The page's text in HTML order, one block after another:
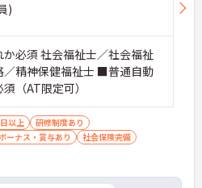
)
必須 社会福祉士／社会福祉
／精神保健福祉士 ■普通自動
（AT限定可）
以上
研修制度あり
ボーナス・賞与あり
社会保険完備